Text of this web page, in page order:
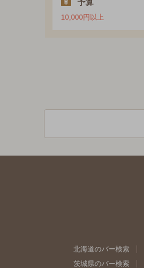
予算
10,000円以上
北海道のバー検索
茨城県のバー検索